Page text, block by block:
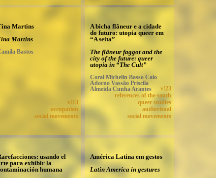
Martins
Martins
Bastos
v!13
occupation
social movements
A bicha flâneur e a cidade
do futuro: utopia queer em
“A seita”
The flâneur faggot and the
city of the future: queer
utopia in “The Cult”
Coral Michelin Basso Caio
Adorno Vassão Priscila
Almeida Cunha Arantes
v!23
references of the south
queer studies
audiovisual
social movements
usando el
para exhibir la
humana
América Latina em gestos
Latin America in gestures